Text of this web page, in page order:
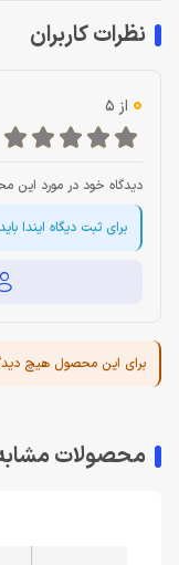
نظرات کاربران
0 از 5
دیدگاه خود در مورد این
برای ثبت دیگاه ایندا
برای این محصول هیچ
محصولات